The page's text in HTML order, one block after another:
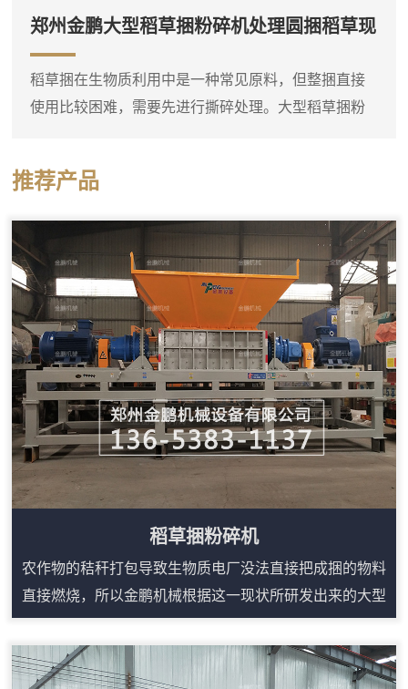
粉碎成较细的锯末。这台锯末粉碎机通常采用高速旋
转的转子对物料进行打击和剪切，粉碎腔内设有筛
以连接料仓或人工喂入，粗木屑进入粉碎腔后，在高
速转子的冲击下迅速破碎，细粉...
郑州金鹏大型稻草捆粉碎机处理圆捆稻草现
场
稻草捆在生物质利用中是一种常见原料，但整捆直接
使用比较困难，需要先进行撕碎处理。大型稻草捆粉
碎刀片把稻草捆打散并撕成短丝状。设备料斗尺寸较
大，能够容纳整捆稻草，减少了人工预处理的工作
量。这台撕碎机的工作部分由两根平行刀轴组成，刀
轴上装有多个合金撕碎刀片。稻草捆进入料斗后，在
重力作用下落到刀轴上，双轴相...
推荐产品
稻草捆粉碎机
农作物的秸秆打包导致生物质电厂没法直接把成捆的物料
直接燃烧，所以金鹏机械根据这一现状所研发出来的大型
稻草粉碎机就能很简单的解决这些问题。稻草捆粉碎机在
吸收多种粉碎机设备优点的基础上，充分运用冲击、剪
切、相互挤压、研磨等理论精心研制出来的，稻草捆粉碎